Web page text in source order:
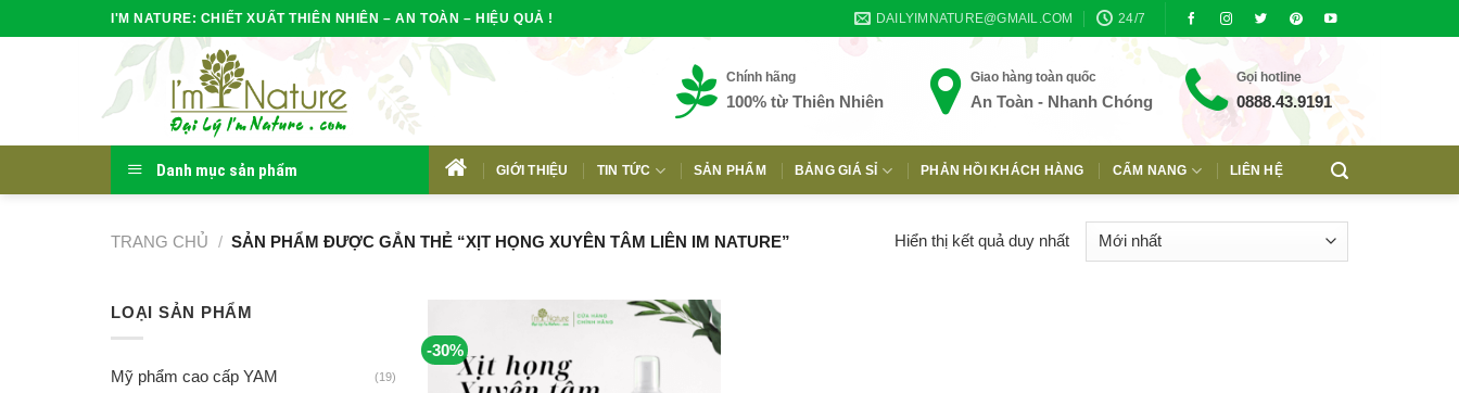
to
I'M NATURE: CHIẾT XUẤT THIÊN NHIÊN – AN TOÀN – HIỆU QUẢ ! DAILYIMNATURE@GMAIL.COM 24/7
Chính hãng
100% từ Thiên Nhiên
Giao hàng toàn quốc
An Toàn - Nhanh Chóng
Gọi hotline
0888.43.9191
Danh mục sản phẩm
HOME
GIỚI THIỆU TIN TỨC SẢN PHẨM BẢNG GIÁ SỈ PHẢN HỒI KHÁCH HÀNG CẨM NANG LIÊN HỆ
TRANG CHỦ / SẢN PHẨM ĐƯỢC GẮN THẺ “XỊT HỌNG XUYÊN TÂM LIÊN IM NATURE” Hiển thị kết quả duy nhất
LOẠI SẢN PHẨM
Mỹ phẩm cao cấp YAM (19)
-30%